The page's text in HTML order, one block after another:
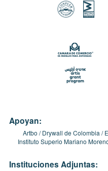
Apoyan:
Artbo Drywall de Colombia
Instituto Superio Mariano
Instituciones Adjuntas: